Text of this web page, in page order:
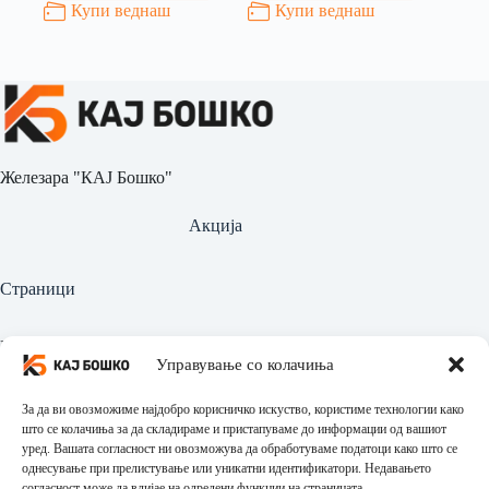
Управување со колачиња
За да ви овозможиме најдобро корисничко искуство, користиме технологии како
што се колачиња за да складираме и пристапуваме до информации од вашиот
уред. Вашата согласност ни овозможува да обработуваме податоци како што се
однесување при прелистување или уникатни идентификатори. Недавањето
Купи веднаш Купи веднаш
Железара "КАЈ Бошко"
Акција
Страници
Најава
Производи
Политика за приватност